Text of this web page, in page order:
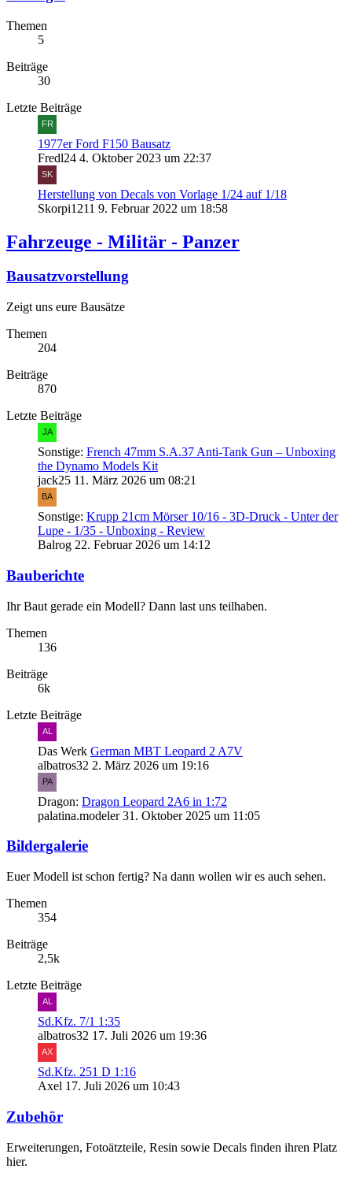
Themen
5
Beiträge
30
Letzte Beiträge
1977er Ford F150 Bausatz
Fredl24 4. Oktober 2023 um 22:37
Herstellung von Decals von Vorlage 1/24 auf 1/18
Skorpi1211 9. Februar 2022 um 18:58
Fahrzeuge - Militär - Panzer
Bausatzvorstellung
Zeigt uns eure Bausätze
Themen
204
Beiträge
870
Letzte Beiträge
Sonstige: French 47mm S.A.37 Anti-Tank Gun – Unboxing
the Dynamo Models Kit
jack25 11. März 2026 um 08:21
Sonstige: Krupp 21cm Mörser 10/16 - 3D-Druck - Unter der
Lupe - 1/35 - Unboxing - Review
Balrog 22. Februar 2026 um 14:12
Bauberichte
Ihr Baut gerade ein Modell? Dann last uns teilhaben.
Themen
136
Beiträge
6k
Letzte Beiträge
Das Werk German MBT Leopard 2 A7V
albatros32 2. März 2026 um 19:16
Dragon: Dragon Leopard 2A6 in 1:72
palatina.modeler31. Oktober 2025 um 11:05
Bildergalerie
Euer Modell ist schon fertig? Na dann wollen wir es auch sehen.
Themen
354
Beiträge
2,5k
Letzte Beiträge
Sd.Kfz. 7/1 1:35
albatros32 17. Juli 2026 um 19:36
Sd.Kfz. 251 D 1:16
Axel 17. Juli 2026 um 10:43
Zubehör
Erweiterungen, Fotoätzteile, Resin sowie Decals finden ihren Platz
hier.